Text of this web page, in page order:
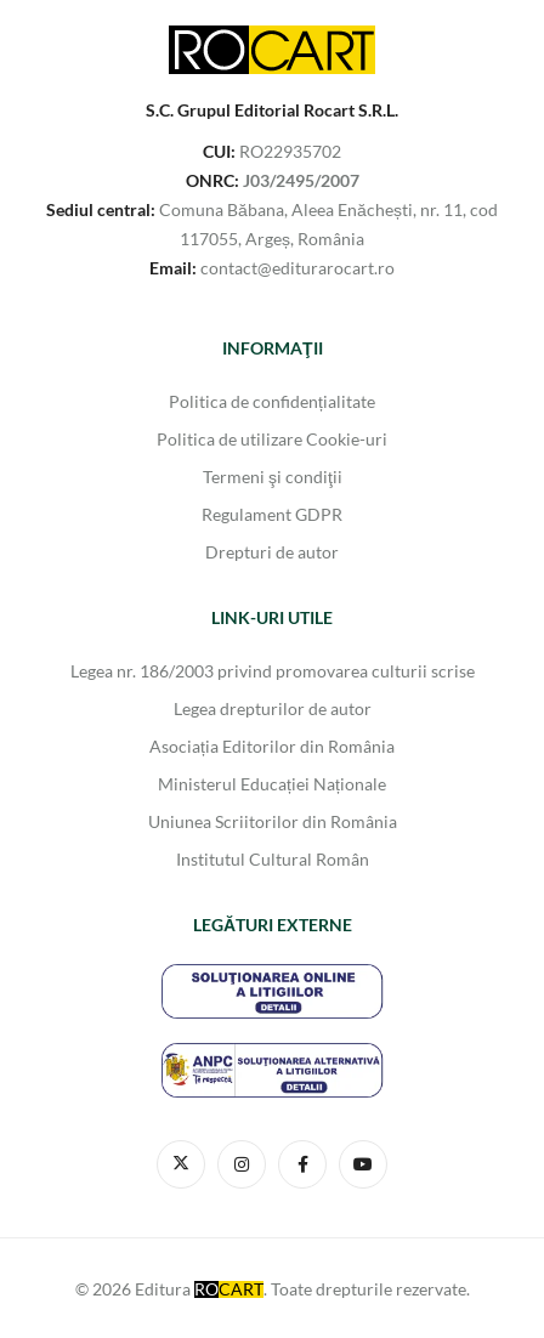
S.C. Grupul Editorial Rocart S.R.L.
CUI: RO22935702
ONRC: J03/2495/2007
Sediul central: Comuna Băbana, Aleea Enăchești, nr. 11, cod
117055, Argeș, România
Email: contact@editurarocart.ro
INFORMAŢII
Politica de confidențialitate
Politica de utilizare Cookie-uri
Termeni şi condiţii
Regulament GDPR
Drepturi de autor
LINK-URI UTILE
Legea nr. 186/2003 privind promovarea culturii scrise
Legea drepturilor de autor
Asociația Editorilor din România
Ministerul Educației Naționale
Uniunea Scriitorilor din România
Institutul Cultural Român
LEGĂTURI EXTERNE
© 2026 Editura ROCART. Toate drepturile rezervate.